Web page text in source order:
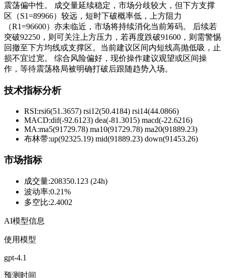
震荡偏中性。 成交量延续稳定，市场分歧较大，但下方支撑
区（S1=89966）较远，短时下破概率低，上方阻力
（R1=96600）亦未临近，市场将持续消化当前筹码。 后续若
突破92250，则可关注上方压力，若再度跌破91600，则需警惕
回撤至下方均线或支撑区。当前建议区间内短线高抛低吸，止
损不宜过宽。 综合风险偏好，现价操作建议观望或区间操
作，等待震荡格局被明确打破后跟随趋势入场。
技术指标分析
RSI:rsi6(51.3657) rsi12(50.4184) rsi14(44.0866)
MACD:dif(-92.6123) dea(-81.3015) macd(-22.6216)
MA:ma5(91729.78) ma10(91729.78) ma20(91889.23)
布林带:up(92325.19) mid(91889.23) down(91453.26)
市场指标
成交量:208350.123 (24h)
波动率:0.21%
多空比:2.4002
AI模型信息
使用模型
gpt-4.1
预测时间